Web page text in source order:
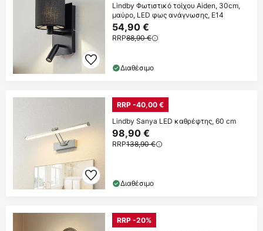
Lindby Φωτιστικό τοίχου Aiden, 30cm,
μαύρο, LED φως ανάγνωσης, E14
54,90 €
RRP88,90 €
Διαθέσιμο
RRP -40,00 €
Lindby Sanya LED καθρέφτης, 60 cm
98,90 €
RRP138,90 €
Διαθέσιμο
RRP -20%